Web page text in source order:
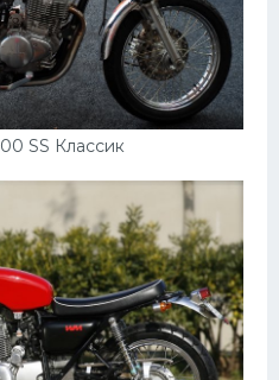
SS Классик